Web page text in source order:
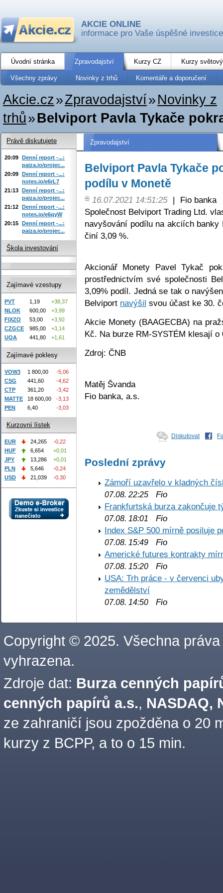
AKCIE ONLINE
informace pro Vaše úspěšné investice
Úvodní stránka Zpravodajství Kurzy CZ Kurzy
Všechny zprávy Novinky z trhů Komentáře a doporučení
Akcie.cz»Zpravodajství» Novinky z
trhů»Belviport Pavla Tykače
Zpravodajství
Belviport Pavla Tykače
podílu v Monetě
16.07.2021 14:51:25 |
Fio banka
Společnost Belviport Trading Ltd.
navyšování podílu na akciích
činí 3,09 %.
Akcionář Monety Pavel Tykač
prostřednictvím své společnosti
3,09% podíl. Jedná se tak o
Belviport navýšil svou účast ke 30.
Akcie Monety (BAAGECBA) na
Kč. Na burze RM-SYSTÉM klesají o
Zdroj: ČNB
Matěj Švanda
Fio banka, a.s.
Diskutovat
Poslední zprávy
Zámoří uzavřelo v kladných
07.08. 22:25 Fio
Frankfurtská burza zakončuje
07.08. 18:01
Fio
Index S&P 500 mírně posiluje
07.08. 15:49 Fio
Americké futures kontrakty
07.08. 15:20 Fio
USA: Trh práce - v červenci
zemědělství
07.08. 14:50 Fio
Právě diskutujete
20:09 Denní report -...:
paiza.io/projec...
20:09 Denní report -...:
notes.io/e6rL7
21:13 Denní report -...:
paiza.io/projec...
21:12 Denní report -...:
notes.io/e6qyW
20:15 Denní report -...:
paiza.io/projec...
Škola investování
Zajímavé vzestupy
PVT 1,19
+38,37
NLOK
600,00
+3,99
FIXZO
53,00
+3,92
CZGCE
985,00
+3,14
UQA
441,80 +1,61
Zajímavé poklesy
VOW3 1 800,00
-5,06
CSG
441,60
-4,62
CTP
361,20
-3,42
MATTE
18 600,00
-3,13
PEN
6,40 -3,03
Kurzovní lístek
EUR 24,265
-0,22
HUF
6,654
+0,01
JPY
13,286
+0,01
PLN
5,646
-0,24
USD
21,039 -0,30
Copyright © 2025. Všechna práva
vyhrazena.
Zdroje dat: Burza cenných
cenných papírů a.s., NASDAQ,
ze zahraničí jsou zpožděna o 20
kurzy z BCPP, a to o 15 min.